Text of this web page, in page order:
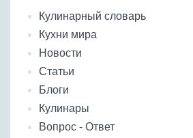
Кулинарный словарь
Кухни мира
Новости
Статьи
Блоги
Кулинары
Вопрос - Ответ